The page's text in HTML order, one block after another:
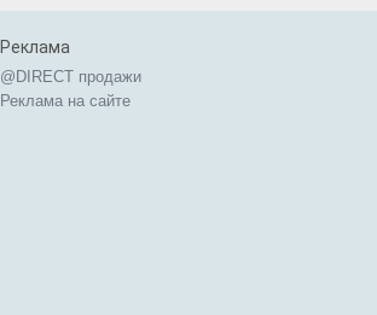
Реклама
@DIRECT продажи
Реклама на сайте